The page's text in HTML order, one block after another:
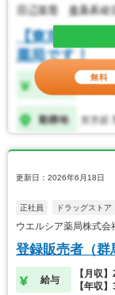
更新日：2026年6月18日
正社員 ドラッグストア
ウエルシア薬局株式
登録販売者（群
給与
【月収
【年収